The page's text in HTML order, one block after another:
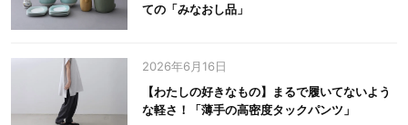
ての「みなおし品」
2026年6月16日
【わたしの好きなもの】まるで履いてないよう
な軽さ！「薄手の高密度タックパンツ」